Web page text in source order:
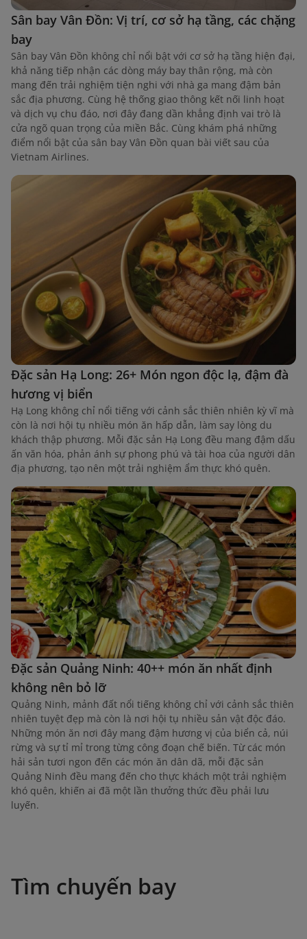
Sân bay Vân Đồn: Vị trí, cơ sở hạ tầng, các chặng
bay
Sân bay Vân Đồn không chỉ nổi bật với cơ sở hạ tầng hiện đại,
khả năng tiếp nhận các dòng máy bay thân rộng, mà còn
mang đến trải nghiệm tiện nghi với nhà ga mang đậm bản
sắc địa phương. Cùng hệ thống giao thông kết nối linh hoạt
và dịch vụ chu đáo, nơi đây đang dần khẳng định vai trò là
cửa ngõ quan trọng của miền Bắc. Cùng khám phá những
điểm nổi bật của sân bay Vân Đồn quan bài viết sau của
Vietnam Airlines.
Đặc sản Hạ Long: 26+ Món ngon độc lạ, đậm đà
hương vị biển
Hạ Long không chỉ nổi tiếng với cảnh sắc thiên nhiên kỳ vĩ mà
còn là nơi hội tụ nhiều món ăn hấp dẫn, làm say lòng du
khách thập phương. Mỗi đặc sản Hạ Long đều mang đậm dấu
ấn văn hóa, phản ánh sự phong phú và tài hoa của người dân
địa phương, tạo nên một trải nghiệm ẩm thực khó quên.
Đặc sản Quảng Ninh: 40++ món ăn nhất định
không nên bỏ lỡ
Quảng Ninh, mảnh đất nổi tiếng không chỉ với cảnh sắc thiên
nhiên tuyệt đẹp mà còn là nơi hội tụ nhiều sản vật độc đáo.
Những món ăn nơi đây mang đậm hương vị của biển cả, núi
rừng và sự tỉ mỉ trong từng công đoạn chế biến. Từ các món
hải sản tươi ngon đến các món ăn dân dã, mỗi đặc sản
Quảng Ninh đều mang đến cho thực khách một trải nghiệm
khó quên, khiến ai đã một lần thưởng thức đều phải lưu
luyến.
Tìm chuyến bay